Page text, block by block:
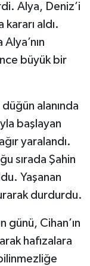
Alya, Deniz’i
aldı.
Alya’nın
büyük bir
alanında
başlayan
yaralandı.
sırada Şahin
Yaşanan
durdurdu.
Cihan’ın
hafızalara